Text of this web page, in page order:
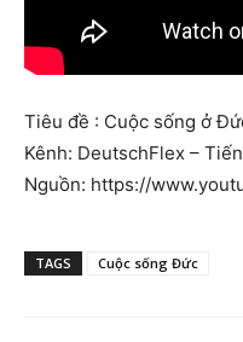
Tiêu đề : Cuộc sống ở
Kênh: DeutschFlex –
Nguồn: https://
TAGS Cuộc sống Đức